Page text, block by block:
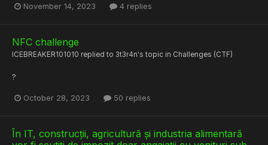
November 14, 2023 4 replies
NFC challenge
ICEBREAKER101010 replied to 3t3r4n's topic in Challenges (CTF)
?
October 28, 2023 50 replies
În IT, construcții, agricultură și industria alimentară